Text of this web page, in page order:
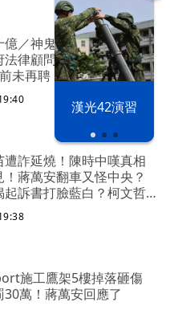
漢光42演習
億／神鬼律師陳昱瑄被爆
法律顧問 法制局稱檔案
未再聘
遭詐延燒！陳時中嘆真相
蔣萬安翻車又怪中央？
起訴書打臉藍白？柯文哲
忘記腳傷？虐童案再
襲稽查變套招？
施工鷹架5樓掉落砸傷
萬！蔣萬安回應了